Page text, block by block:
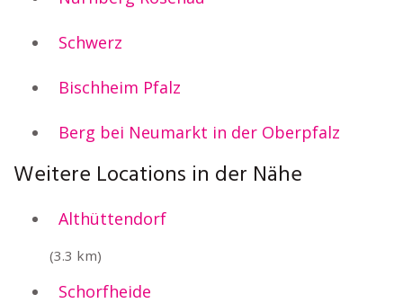
Schwerz
Bischheim Pfalz
Berg bei Neumarkt in der Oberpfalz
Weitere Locations in der Nähe
Althüttendorf
(3.3 km)
Schorfheide